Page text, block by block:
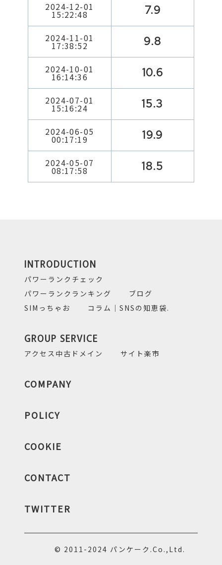
2024-12-01
15:22:48 7.9
2024-11-01
17:38:52 9.8
2024-10-01
16:14:36 10.6
2024-07-01
15:16:24 15.3
2024-06-05
00:17:19 19.9
2024-05-07
08:17:58 18.5
INTRODUCTION
パワーランクチェック
パワーランクランキング
ブログ
SIMっちゃお
コラム｜SNSの知恵袋.
GROUP SERVICE
アクセス中古ドメイン サイト楽市
COMPANY
POLICY
COOKIE
CONTACT
TWITTER
© 2011-2024 パンケーク.Co.,Ltd.